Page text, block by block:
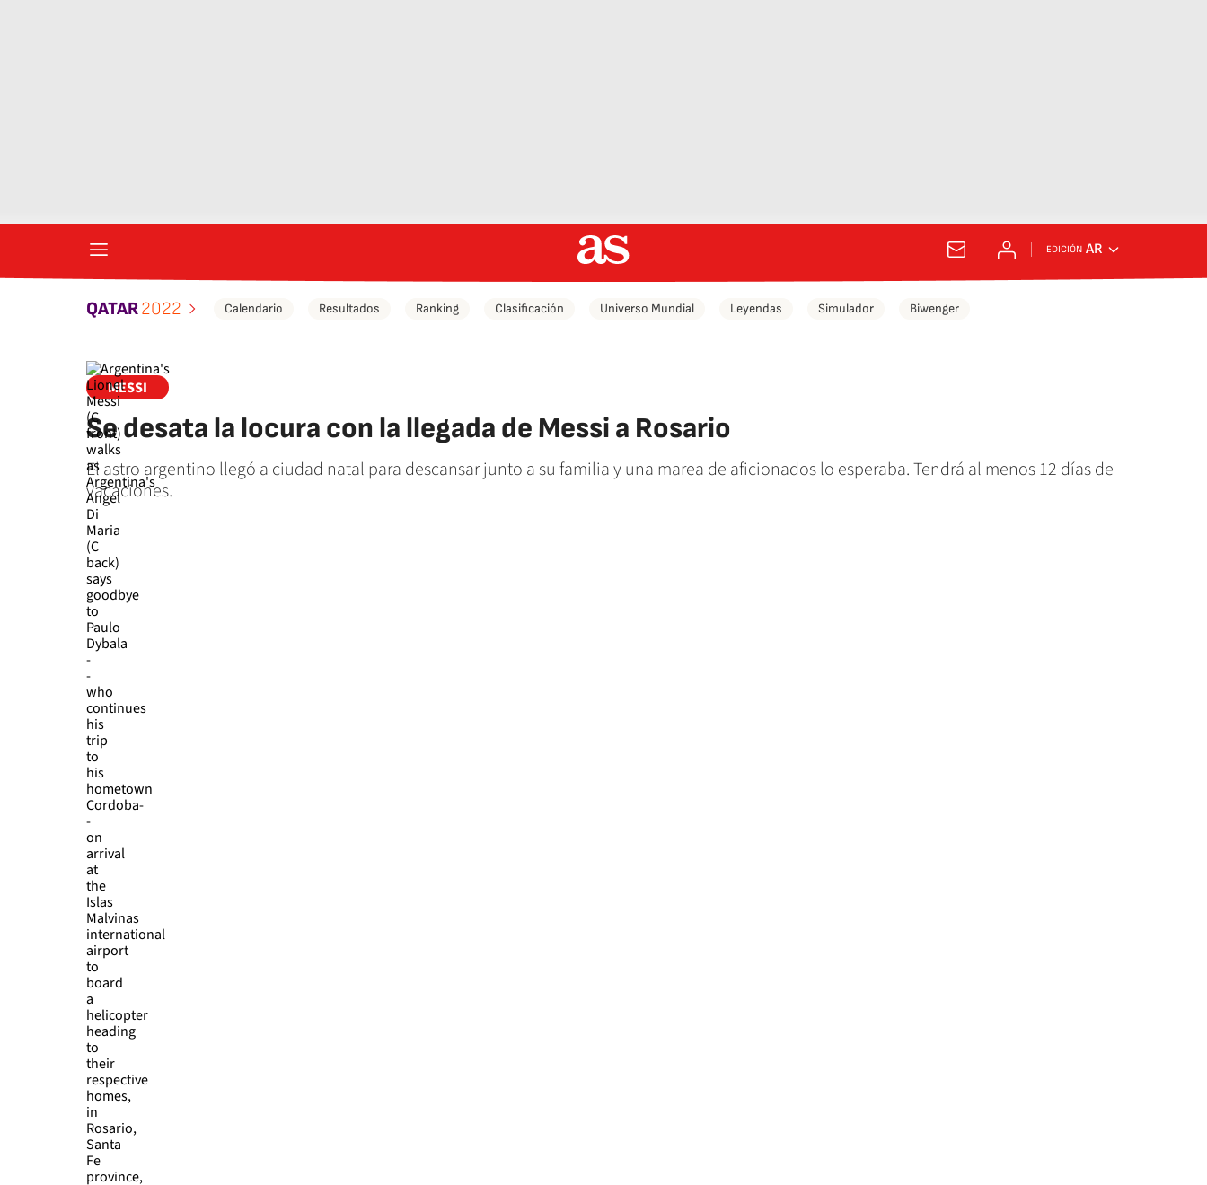
EDICIÓN AR
QATAR2022 Calendario Resultados Ranking Clasificación Universo Mundial Leyendas Simulador Biwenger
MESSI
Se desata la locura con la llegada de Messi a Rosario
El astro argentino llegó a ciudad natal para descansar junto a su familia y una marea de aficionados lo esperaba. Tendrá al menos 12 días de
vacaciones.